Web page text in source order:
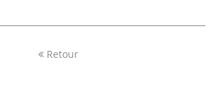
Retour